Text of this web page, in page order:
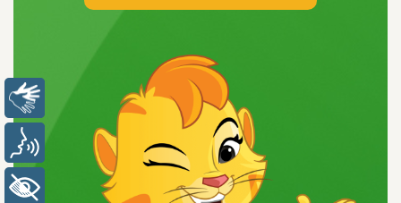
Libras
+ Acessibilidade